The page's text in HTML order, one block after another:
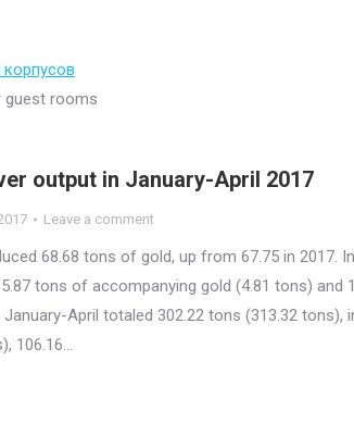
guest rooms
output in January-April 2017
Leave a comment
68.68 tons of gold, up from 67.75 in 2017.
tons of accompanying gold (4.81 tons) and
April totaled 302.22 tons (313.32 tons),
106.16…